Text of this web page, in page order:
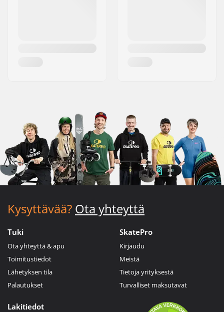
Kysyttävää? Ota yhteyttä
Tuki
Ota yhteyttä & apu
Toimitustiedot
Lähetyksen tila
Palautukset
SkatePro
Kirjaudu
Meistä
Tietoja yrityksestä
Turvalliset maksutavat
Lakitiedot